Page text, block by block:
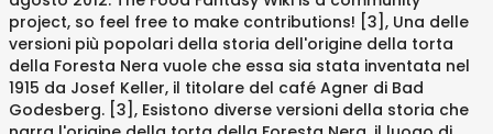
project, so feel free to make contributions! [3], Una delle
versioni più popolari della storia dell'origine della torta
della Foresta Nera vuole che essa sia stata inventata nel
1915 da Josef Keller, il titolare del café Agner di Bad
Godesberg. [3], Esistono diverse versioni della storia che